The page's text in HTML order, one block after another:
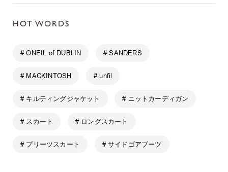
HOT WORDS
# ONEIL of DUBLIN # SANDERS
# MACKINTOSH # unfil
# キルティングジャケット # ニットカーディガン
# スカート # ロングスカート
# プリーツスカート # サイドゴアブーツ